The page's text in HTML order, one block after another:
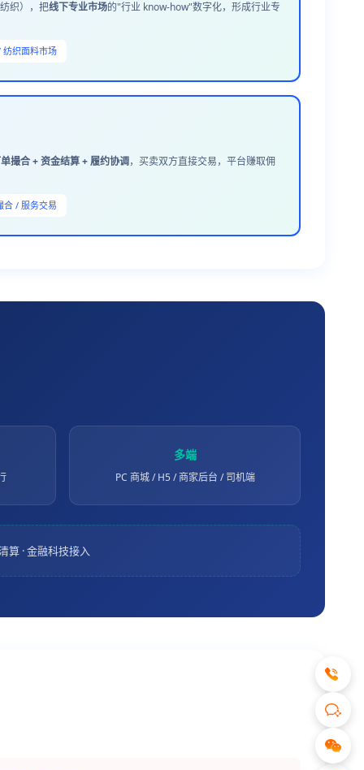
织），把线下专业市场的"行业 know-how"数字化，形成行业专
织面料市场
撮合 + 资金结算 + 履约协调，买卖双方直接交易，平台赚取佣
合 / 服务交易
多端
PC 商城 / H5 / 商家后台 / 司机端
算 · 金融科技接入